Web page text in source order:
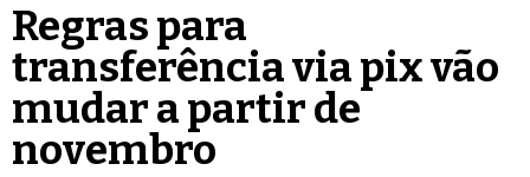
Regras para
transferência via pix vão
mudar a partir de
novembro